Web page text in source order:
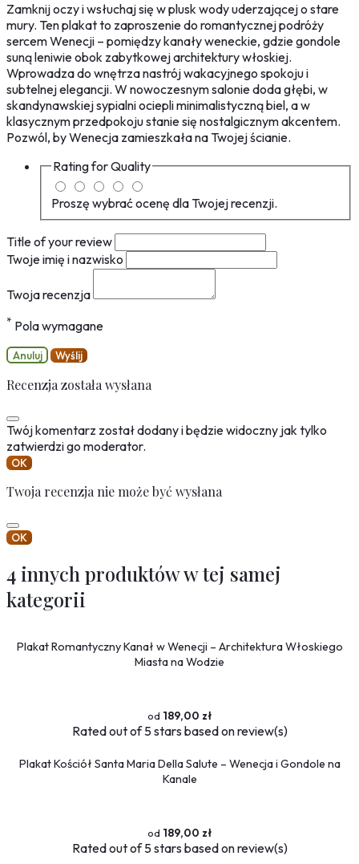
Zamknij oczy i wsłuchaj się w plusk wody uderzającej o stare
mury. Ten plakat to zaproszenie do romantycznej podróży
sercem Wenecji – pomiędzy kanały weneckie, gdzie gondole
suną leniwie obok zabytkowej architektury włoskiej.
Wprowadza do wnętrza nastrój wakacyjnego spokoju i
subtelnej elegancji. W nowoczesnym salonie doda głębi, w
skandynawskiej sypialni ociepli minimalistyczną biel, a w
klasycznym przedpokoju stanie się nostalgicznym akcentem.
Pozwól, by Wenecja zamieszkała na Twojej ścianie.
Rating forQuality
Proszę wybrać ocenę dla Twojej recenzji.
Title of your review
Twoje imię i nazwisko
Twoja recenzja
* Pola wymagane
Anuluj Wyślij
Recenzja została wysłana
Twój komentarz został dodany i będzie widoczny jak tylko
zatwierdzi go moderator.
OK
Twoja recenzja nie może być wysłana
OK
4 innych produktów w tej samej
kategorii
Plakat Romantyczny Kanał w Wenecji – Architektura Włoskiego
Miasta na Wodzie
189,00 zł
Ratedout of 5 stars based onreview(s)
Plakat Kościół Santa Maria Della Salute – Wenecja i Gondole na
Kanale
189,00 zł
Ratedout of 5 stars based onreview(s)